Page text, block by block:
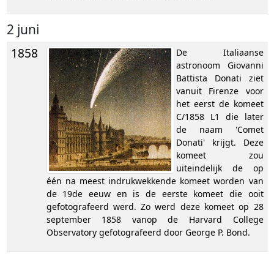
2 juni
1858
De Italiaanse
astronoom Giovanni
Battista Donati ziet
vanuit Firenze voor
het eerst de komeet
C/1858 L1 die later
de naam 'Comet
Donati' krijgt. Deze
komeet zou
uiteindelijk de op
één na meest indrukwekkende komeet worden van
de 19de eeuw en is de eerste komeet die ooit
gefotografeerd werd. Zo werd deze komeet op 28
september 1858 vanop de Harvard College
Observatory gefotografeerd door George P. Bond.